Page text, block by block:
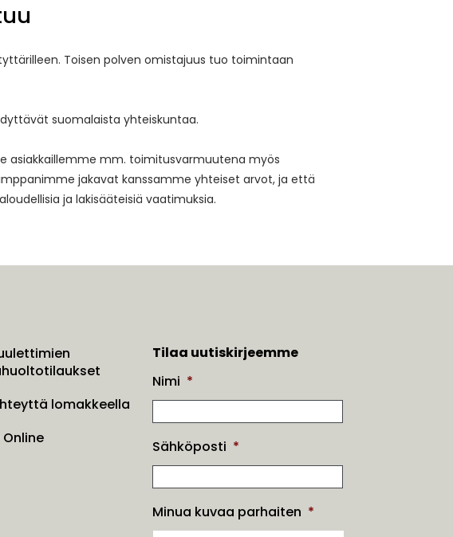
Toisen polven omistajuus tuo toimintaan
suomalaista yhteiskuntaa.
asiakkaillemme mm. toimitusvarmuutena myös
jakavat kanssamme yhteiset arvot, ja että
ja lakisääteisiä vaatimuksia.
lomakkeella
Online
Tilaa uutiskirjeemme
Nimi *
Sähköposti *
Minua kuvaa parhaiten *